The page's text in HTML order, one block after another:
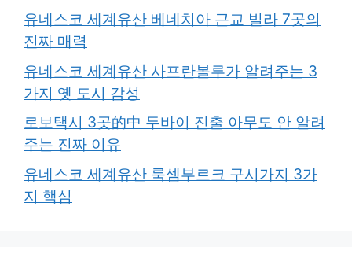
유네스코 세계유산 베네치아 근교 빌라 7곳의
진짜 매력
유네스코 세계유산 사프란볼루가 알려주는 3
가지 옛 도시 감성
로보택시 3곳的中 두바이 진출 아무도 안 알려
주는 진짜 이유
유네스코 세계유산 룩셈부르크 구시가지 3가
지 핵심